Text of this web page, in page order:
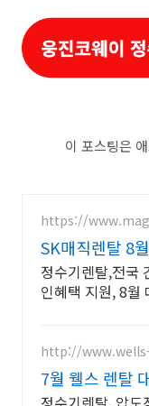
이 포스팅은
https://
SK매직렌탈 8
공식몰+압도적
정수기렌탈,전국
인혜택 지원, 8월
http://
7월 웰스 렌탈
식몰+압도적인